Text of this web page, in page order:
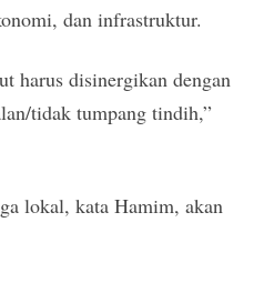
dan infrastruktur.
harus disinergikan dengan
tidak tumpang tindih,”
lokal, kata Hamim, akan